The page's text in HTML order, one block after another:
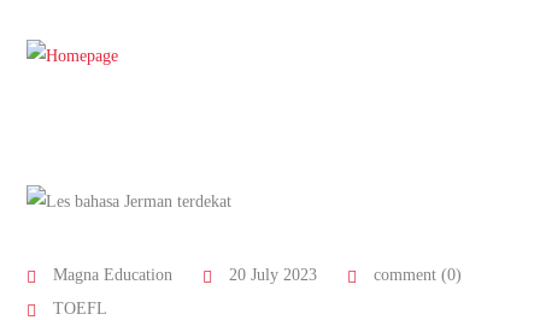
Magna Education 20 July 2023
comment (0)
TOEFL